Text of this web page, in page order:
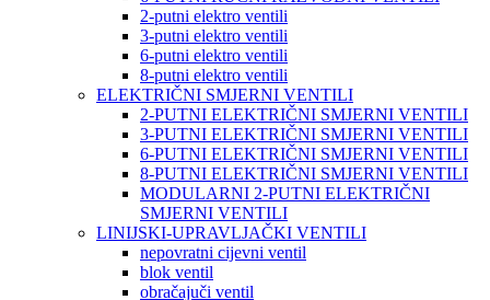
2-putni elektro ventili
3-putni elektro ventili
6-putni elektro ventili
8-putni elektro ventili
ELEKTRIČNI SMJERNI VENTILI
2-PUTNI ELEKTRIČNI SMJERNI VENTILI
3-PUTNI ELEKTRIČNI SMJERNI VENTILI
6-PUTNI ELEKTRIČNI SMJERNI VENTILI
8-PUTNI ELEKTRIČNI SMJERNI VENTILI
MODULARNI 2-PUTNI ELEKTRIČNI
SMJERNI VENTILI
LINIJSKI-UPRAVLJAČKI VENTILI
nepovratni cijevni ventil
blok ventil
obračajuči ventil